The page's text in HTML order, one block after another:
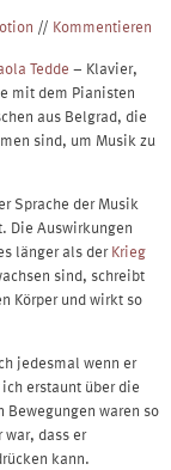
// Kommentieren
Tedde – Klavier,
mit dem Pianisten
aus Belgrad, die
sind, um Musik zu
Sprache der Musik
Die Auswirkungen
länger als derKrieg
sind, schreibt
Körper und wirkt so
jedesmal wenn er
erstaunt über die
waren so
dass er
kann.